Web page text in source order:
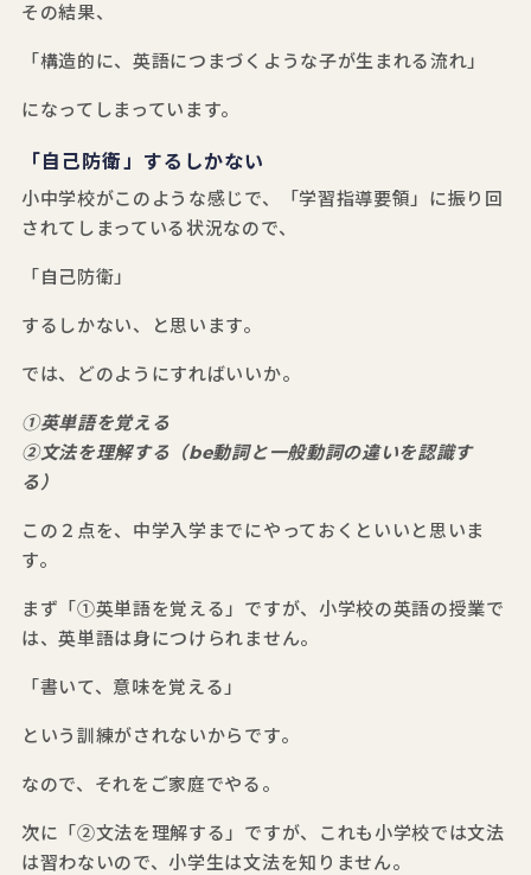
その結果、
「構造的に、英語につまづくような子が生まれる流れ」
になってしまっています。
「自己防衛」するしかない
小中学校がこのような感じで、「学習指導要領」に振り回
されてしまっている状況なので、
「自己防衛」
するしかない、と思います。
では、どのようにすればいいか。
①英単語を覚える
②文法を理解する（be動詞と一般動詞の違いを認識す
る）
この２点を、中学入学までにやっておくといいと思いま
す。
まず「①英単語を覚える」ですが、小学校の英語の授業で
は、英単語は身につけられません。
「書いて、意味を覚える」
という訓練がされないからです。
なので、それをご家庭でやる。
次に「②文法を理解する」ですが、これも小学校では文法
は習わないので、小学生は文法を知りません。